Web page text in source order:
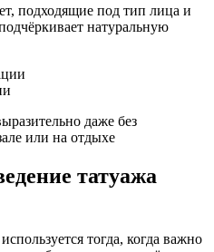
подходящие под тип лица и
натуральную
даже без
или на отдыхе
татуажа
тогда, когда важно